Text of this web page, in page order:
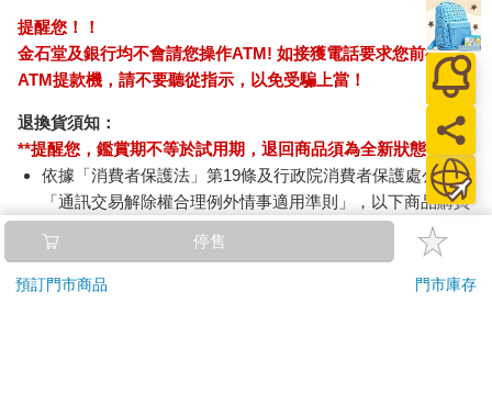
提醒您！！
金石堂及銀行均不會請您操作ATM! 如接獲電話要求您前往
ATM提款機，請不要聽從指示，以免受騙上當！
退換貨須知：
**提醒您，鑑賞期不等於試用期，退回商品須為全新狀態**
依據「消費者保護法」第19條及行政院消費者保護處公告之
「通訊交易解除權合理例外情事適用準則」，以下商品購買
後，除商品本身有瑕疵外，將不提供7天的猶豫期：
易於腐敗、保存期限較短或解約時即將逾期。（如：生
鮮食品）
停售
預訂門市商品 門市庫存